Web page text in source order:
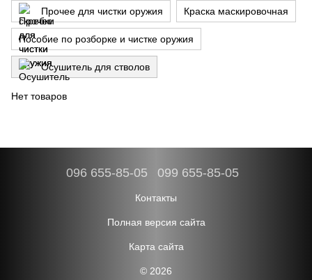
Прочее для чистки оружия Краска маскировочная
Пособие по розборке и чистке оружия
Осушитель для стволов
Нет товаров
096 655-85-05 099 655-85-05
Контакты
Полная версия сайта
Карта сайта
© 2026